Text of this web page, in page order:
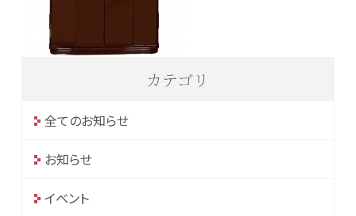
カテゴリ
全てのお知らせ
お知らせ
イベント